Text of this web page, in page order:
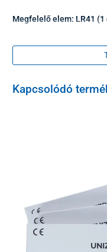
Megfelelő elem: LR41
Kapcsolódó